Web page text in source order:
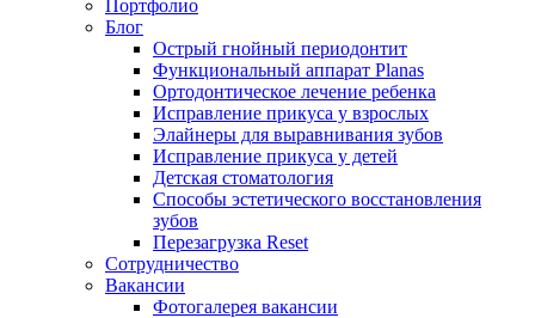
Портфолио
Блог
Острый гнойный периодонтит
Функциональный аппарат Planas
Ортодонтическое лечение ребенка
Исправление прикуса у взрослых
Элайнеры для выравнивания зубов
Исправление прикуса у детей
Детская стоматология
Способы эстетического восстановления
зубов
Перезагрузка Reset
Сотрудничество
Вакансии
Фотогалерея вакансии